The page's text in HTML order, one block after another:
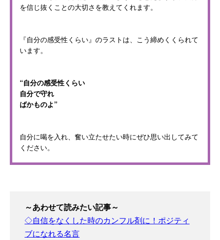
を信じ抜くことの大切さを教えてくれます。
『自分の感受性くらい』のラストは、こう締めくくられて
います。
“自分の感受性くらい
自分で守れ
ばかものよ”
自分に喝を入れ、奮い立たせたい時にぜひ思い出してみて
ください。
～あわせて読みたい記事～
◇自信をなくした時のカンフル剤に！ポジティ
ブになれる名言